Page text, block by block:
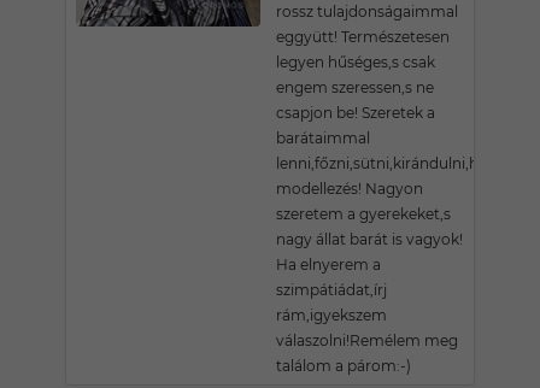
rossz tulajdonságaimmal
eggyütt! Természetesen
legyen hűséges,s csak
engem szeressen,s ne
csapjon be! Szeretek a
barátaimmal
modellezés! Nagyon
szeretem a gyerekeket,s
nagy állat barát is vagyok!
Ha elnyerem a
szimpátiádat,írj
rám,igyekszem
válaszolni!Remélem meg
találom a párom:-)